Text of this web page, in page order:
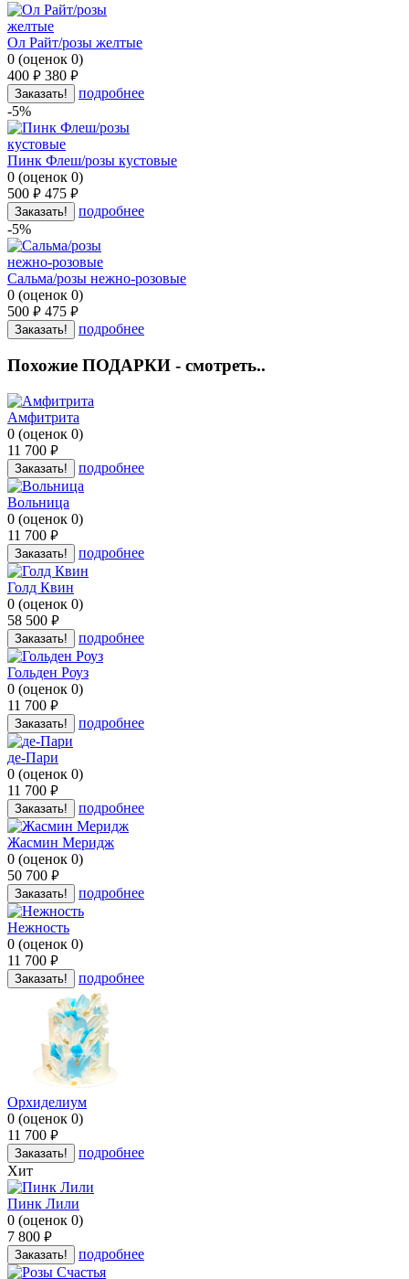
Ол Райт/розы желтые
0 (оценок 0)
400 руб. 380 руб.
Заказать!
подробнее
-5%
Пинк Флеш/розы кустовые
0 (оценок 0)
500 руб. 475 руб.
Заказать!
подробнее
-5%
Сальма/розы нежно-розовые
0 (оценок 0)
500 руб. 475 руб.
Заказать! подробнее
Похожие ПОДАРКИ - смотреть..
Амфитрита
0 (оценок 0)
11 700 руб.
Заказать! подробнее
Вольница
0 (оценок 0)
11 700 руб.
Заказать! подробнее
Голд Квин
0 (оценок 0)
58 500 руб.
Заказать! подробнее
Гольден Роуз
0 (оценок 0)
11 700 руб.
Заказать! подробнее
де-Пари
0 (оценок 0)
11 700 руб.
Заказать! подробнее
Жасмин Меридж
0 (оценок 0)
50 700 руб.
Заказать! подробнее
Нежность
0 (оценок 0)
11 700 руб.
Заказать! подробнее
Орхиделиум
0 (оценок 0)
11 700 руб.
Заказать!
подробнее
Хит
Пинк Лили
0 (оценок 0)
7 800 руб.
Заказать! подробнее